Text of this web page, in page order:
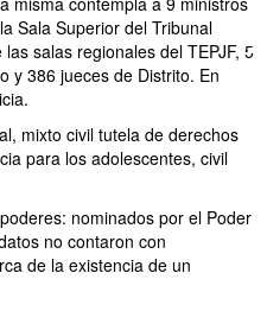
Sala Superior del Tribunal
salas regionales del TEPJF, 5
y 386 jueces de Distrito. En
mixto civil tutela de derechos
para los adolescentes, civil
nominados por el Poder
no contaron con
de la existencia de un